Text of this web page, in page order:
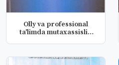
Olly va professional
ta'limda mutaxassislik